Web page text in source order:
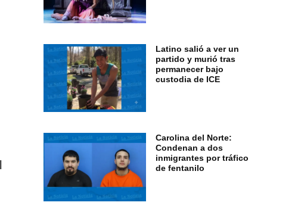
Latino salió a ver un
partido y murió tras
permanecer bajo
custodia de ICE
Carolina del Norte:
Condenan a dos
inmigrantes por tráfico
de fentanilo